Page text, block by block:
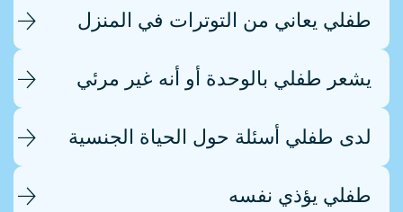
طفلي يعاني من التوترات في المنزل
يشعر طفلي بالوحدة أو أنه غير مرئي
لدى طفلي أسئلة حول الحياة الجنسية
طفلي يؤذي نفسه